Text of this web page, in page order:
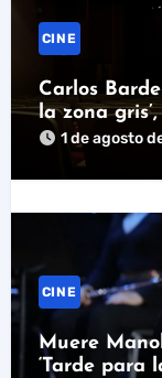
CINE
Carlos
la zona
1 de agosto
CINE
Muere
‘Tarde para